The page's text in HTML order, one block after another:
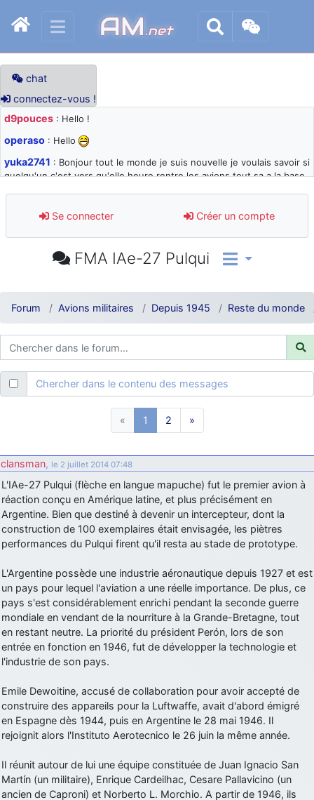
AM.net
chat
connectez-vous !
d9pouces : Hello !
operaso : Hello
yuka2741 : Bonjour tout le monde je suis nouvelle je voulais savoir si
quelqu'un c'est vers qu'elle heure rentre les avions tout sa a la base
d9pouces: désolé pour les quelques blocages du site ces derniers
jours : je teste des méthodes contre le spam et les bots trop nocifs
: Super, la nouvelle bannière
comprendre
d9pouces: ouakamois > si tu parles du sujet sur l'Armée de l'Air,
bien sûr que oui !
je suis un avion@,._,+: Bonjour je viens d'arriver il y a quelques
moi et quelques avions n'ont pas les mêmes noms qu'aujourd'hui
ouakamois: Bonjourà toutes et à tous.en espérantque ces
quelques images du Pays Basque vous auront plu ; Agur…
: Je me rattraperai à la Ferté samedi
fox_50: Bonjour, certains parmis vous étaient-ils présent au
meeting de Lann Bihoué de 2026 ?
cachée dans les pins
: Coucou et excellente année 2026 à tous et
au site!
jericho: Bonne année et tous mes meilleurs voeux à tous pour
little boy: je vous souhaite un bon réveillon pour cette nouvelle
année!
jericho: Merci D9pouces, à mon tour de souhaiter un Joyeux Noël
et de bonnes fêtes de fin d'année.
d9pouces: Joyeux Noël à tous !
d9pouces
: mais tu peux tenter l'un des rares lycées militaires
d9pouces: C'est plutôt après le lycée, voire après une prépa
scientifique, tu as donc encore un peu de temps devant toi
yaellerigolow : bonjour a tous je suis un élève de première
le lycée pour s'orienter et pouvoir devenir officier de l'armée de l'air?
d9pouces: lesquels, par exemple ?
Se connecter Créer un compte
FMA IAe-27 Pulqui
Forum Avions militaires Depuis 1945 Reste du monde
Chercher dans le contenu des messages
« 1 2 »
clansman, le 2 juillet 2014 07:48
L'IAe-27 Pulqui (flèche en langue mapuche) fut le premier avion à
réaction conçu en Amérique latine, et plus précisément en
Argentine. Bien que destiné à devenir un intercepteur, dont la
construction de 100 exemplaires était envisagée, les piètres
performances du Pulqui firent qu'il resta au stade de prototype.
L'Argentine possède une industrie aéronautique depuis 1927 et est
un pays pour lequel l'aviation a une réelle importance. De plus, ce
pays s'est considérablement enrichi pendant la seconde guerre
mondiale en vendant de la nourriture à la Grande-Bretagne, tout
en restant neutre. La priorité du président Perón, lors de son
entrée en fonction en 1946, fut de développer la technologie et
l'industrie de son pays.
Emile Dewoitine, accusé de collaboration pour avoir accepté de
construire des appareils pour la Luftwaffe, avait d'abord émigré
en Espagne dès 1944, puis en Argentine le 28 mai 1946. Il
rejoignit alors l'Instituto Aerotecnico le 26 juin la même année.
Il réunit autour de lui une équipe constituée de Juan Ignacio San
Martín (un militaire), Enrique Cardeilhac, Cesare Pallavicino (un
ancien de Caproni) et Norberto L. Morchio. A partir de 1946, ils